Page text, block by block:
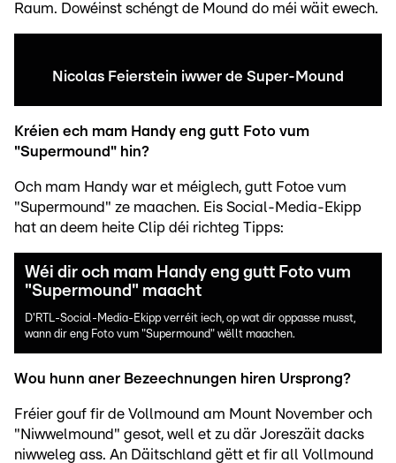
Raum. Dowéinst schéngt de Mound do méi wäit ewech.
Nicolas Feierstein iwwer de Super-Mound
Kréien ech mam Handy eng gutt Foto vum
"Supermound" hin?
Och mam Handy war et méiglech, gutt Fotoe vum
"Supermound" ze maachen. Eis Social-Media-Ekipp
hat an deem heite Clip déi richteg Tipps:
Wéi dir och mam Handy eng gutt Foto vum
"Supermound" maacht
D'RTL-Social-Media-Ekipp verréit iech, op wat dir oppasse musst,
wann dir eng Foto vum "Supermound" wëllt maachen.
Wou hunn aner Bezeechnungen hiren Ursprong?
Fréier gouf fir de Vollmound am Mount November och
"Niwwelmound" gesot, well et zu där Joreszäit dacks
niwweleg ass. An Däitschland gëtt et fir all Vollmound